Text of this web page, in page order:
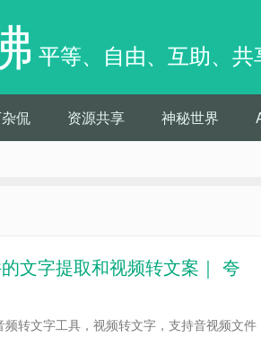
平等、自由、互助、共
侃 资源共享 神秘世界
文字提取和视频转文案｜ 夸
转文字工具，视频转文字，支持音视频文件